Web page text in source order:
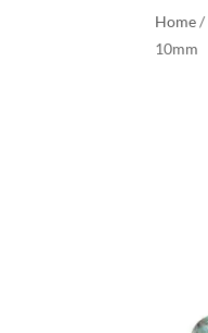
Home/
10mm